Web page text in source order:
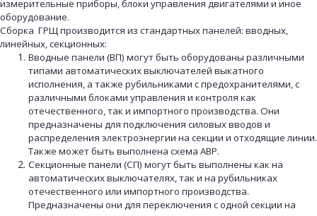
измерительные приборы, блоки управления двигателями и иное
оборудование.
Сборка ГРЩ производится из стандартных панелей: вводных,
линейных, секционных:
Вводные панели (ВП) могут быть оборудованы различными
типами автоматических выключателей выкатного
исполнения, а также рубильниками с предохранителями, с
различными блоками управления и контроля как
отечественного, так и импортного производства. Они
предназначены для подключения силовых вводов и
распределения электроэнергии на секции и отходящие линии.
Также может быть выполнена схема АВР.
Секционные панели (СП) могут быть выполнены как на
автоматических выключателях, так и на рубильниках
отечественного или импортного производства.
Предназначены они для переключения с одной секции на